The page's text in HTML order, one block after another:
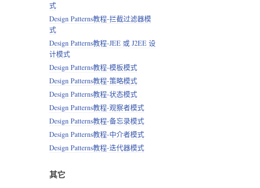
式
Design Patterns教程-拦截过滤器模
式
Design Patterns教程-JEE 或 J2EE 设
计模式
Design Patterns教程-模板模式
Design Patterns教程-策略模式
Design Patterns教程-状态模式
Design Patterns教程-观察者模式
Design Patterns教程-备忘录模式
Design Patterns教程-中介者模式
Design Patterns教程-迭代器模式
其它